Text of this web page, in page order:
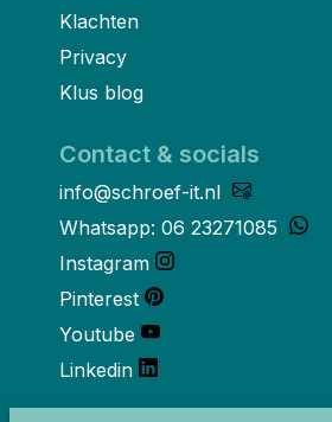
Klachten
Privacy
Klus blog
Contact & socials
info@schroef-it.nl
Whatsapp: 06 23271085
Instagram
Pinterest
Youtube
Linkedin